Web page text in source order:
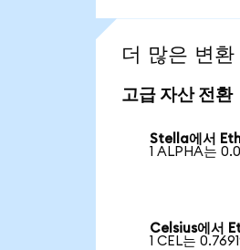
더 많은 변
고급 자산 전환
Stella에서
1 ALPHA는
Celsius에서
1 CEL는